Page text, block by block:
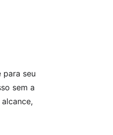
seu
sem a